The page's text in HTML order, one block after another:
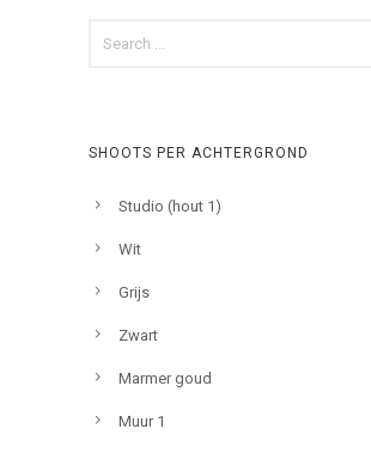
SHOOTS PER ACHTERGROND
Studio (hout 1)
Wit
Grijs
Zwart
Marmer goud
Muur 1